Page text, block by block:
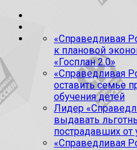
«Справедливая
к плановой
«Госплан 2.0»
«Справедливая
оставить семье
обучения детей
Лидер
выдавать
пострадавших от
«Справедливая